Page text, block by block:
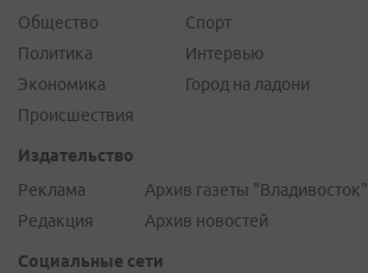
Общество
Политика
Экономика
Происшествия
Спорт
Интервью
Город на ладони
Издательство
Реклама
Редакция
Архив газеты "Владивосток"
Архив новостей
Социальные сети